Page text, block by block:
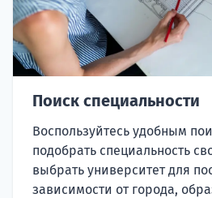
Поиск специальности
Воспользуйтесь удобным
подобрать специальность
выбрать университет для
зависимости от города,